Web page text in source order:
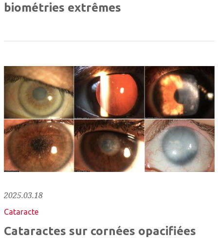
biométries extrêmes
2025.03.18
Cataracte
Cataractes sur cornées opacifiées